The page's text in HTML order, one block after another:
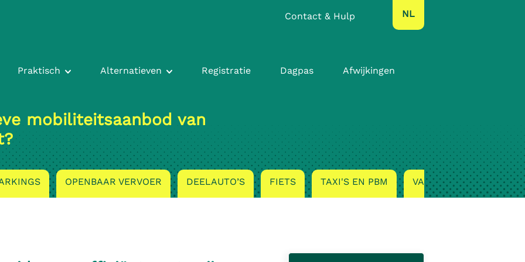
Contact & Hulp NL
Praktisch Alternatieven Registratie Dagpas Afwijkingen
mobiliteitsaanbod van
OPENBAAR VERVOER DEELAUTO’S FIETS TAXI'S EN PBM VAN VOERTUIG